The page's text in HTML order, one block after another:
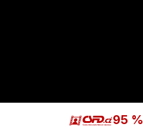
95 %